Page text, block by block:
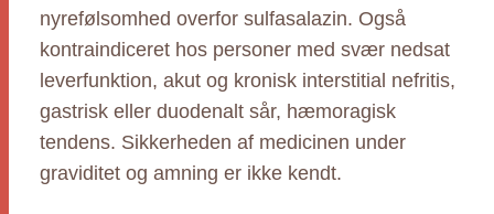
nyrefølsomhed overfor sulfasalazin. Også
kontraindiceret hos personer med svær nedsat
leverfunktion, akut og kronisk interstitial nefritis,
gastrisk eller duodenalt sår, hæmoragisk
tendens. Sikkerheden af medicinen under
graviditet og amning er ikke kendt.